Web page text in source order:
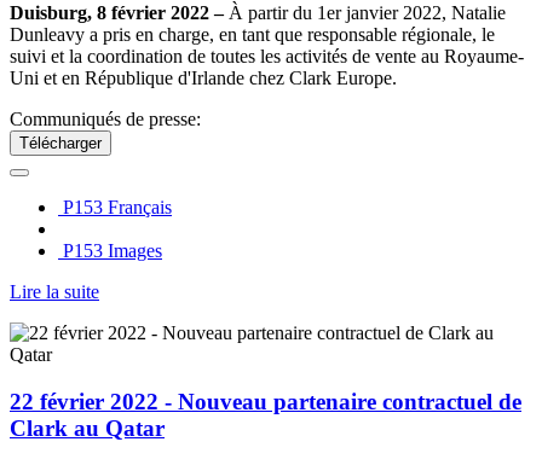
Duisburg, 8 février 2022 – À partir du 1er janvier 2022, Natalie
Dunleavy a pris en charge, en tant que responsable régionale, le
suivi et la coordination de toutes les activités de vente au Royaume-
Uni et en République d'Irlande chez Clark Europe.
Communiqués de presse:
Télécharger
P153 Français
P153 Images
Lire la suite
22 février 2022 - Nouveau partenaire contractuel de
Clark au Qatar